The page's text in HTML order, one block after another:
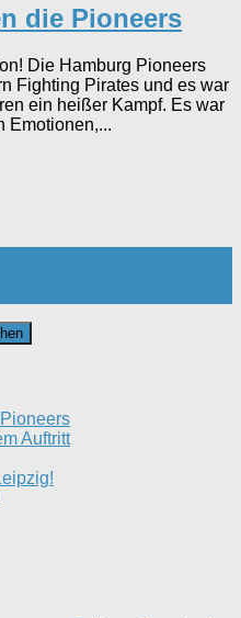
die Pioneers
Die Hamburg Pioneers
Fighting Pirates und es war
ein heißer Kampf. Es war
Emotionen,...
Auftritt